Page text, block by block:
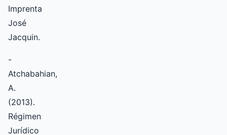
Imprenta
José
Jacquin.
-
Atchabahian,
A.
(2013).
Régimen
Jurídico